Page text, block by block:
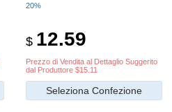
20%
$ 12.59
Prezzo di Vendita al Dettaglio Suggerito
dal Produttore $15.11
Seleziona Confezione